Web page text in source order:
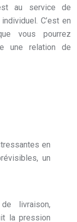
au service de
C’est en
vous pourrez
une relation de
en
un
livraison,
la pression